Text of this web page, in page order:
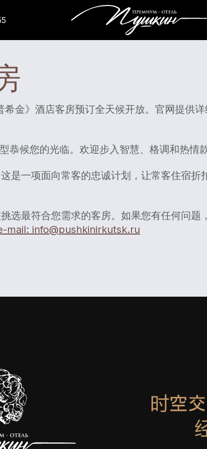
希金》酒店客房预订全天候开放。官网提供
恭候您的光临。欢迎步入智慧、格调和热情
是一项面向常客的忠诚计划，让常客住宿折
选最符合您需求的客房。如果您有任何问题
mail: info@pushkinirkutsk.ru